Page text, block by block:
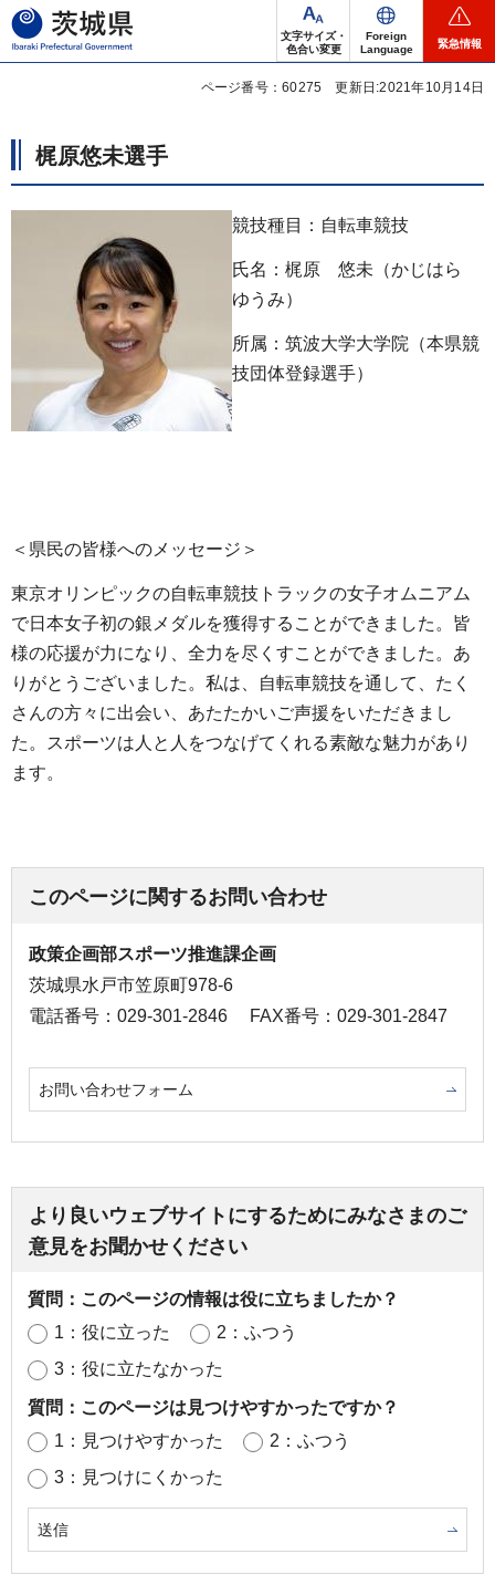
茨城県
文字サイズ・
色合い変更
Foreign
Language
緊急情報
ページ番号：60275 更新日:2021年10月14日
梶原悠未選手
競技種目：自転車競技
氏名：梶原 悠未（かじはら
ゆうみ）
所属：筑波大学大学院（本県競
技団体登録選手）
＜県民の皆様へのメッセージ＞
東京オリンピックの自転車競技トラックの女子オムニアム
で日本女子初の銀メダルを獲得することができました。皆
様の応援が力になり、全力を尽くすことができました。あ
りがとうございました。私は、自転車競技を通して、たく
さんの方々に出会い、あたたかいご声援をいただきまし
た。スポーツは人と人をつなげてくれる素敵な魅力があり
ます。
このページに関するお問い合わせ
政策企画部スポーツ推進課企画
茨城県水戸市笠原町978-6
電話番号：029-301-2846
FAX番号：029-301-2847
お問い合わせフォーム
より良いウェブサイトにするためにみなさまのご
意見をお聞かせください
質問：このページの情報は役に立ちましたか？
1：役に立った
2：ふつう
3：役に立たなかった
質問：このページは見つけやすかったですか？
1：見つけやすかった
2：ふつう
3：見つけにくかった